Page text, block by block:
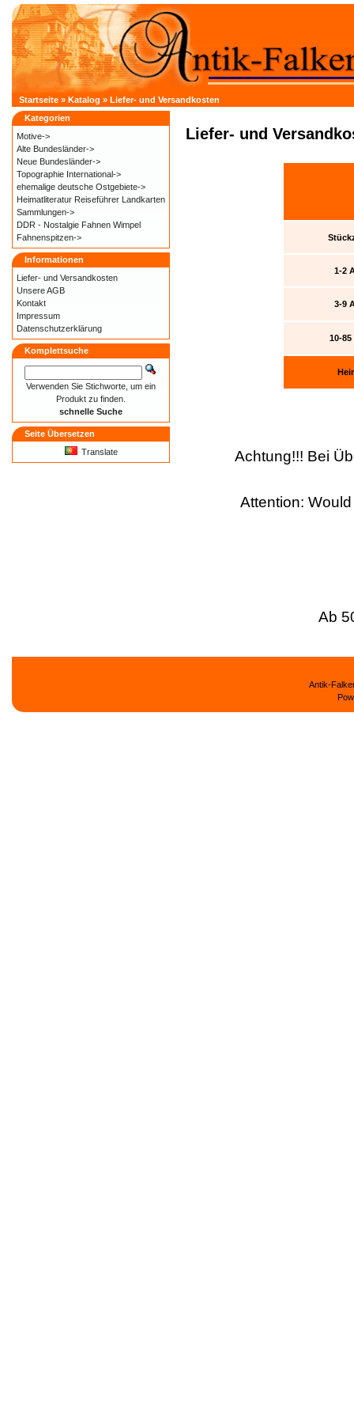
Startseite » Katalog » Liefer- und Versandkosten
Liefer- und
1-2
3-9
10-85
Achtung!!! Bei
Attention:
Ab
Kategorien
Motive->
Alte Bundesländer->
Neue Bundesländer->
Topographie International->
ehemalige deutsche Ostgebiete->
Heimatliteratur Reiseführer Landkarten
Sammlungen->
DDR - Nostalgie Fahnen Wimpel
Fahnenspitzen->
Informationen
Liefer- und Versandkosten
Unsere AGB
Kontakt
Impressum
Datenschutzerklärung
Komplettsuche
Verwenden Sie Stichworte, um ein
Produkt zu finden.
schnelle Suche
Seite Übersetzen
Translate
Antik-